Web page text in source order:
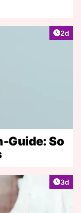
2d
Guide: So
3d